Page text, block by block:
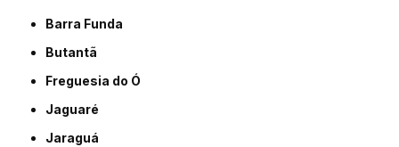
Barra Funda
Butantã
Freguesia do Ó
Jaguaré
Jaraguá